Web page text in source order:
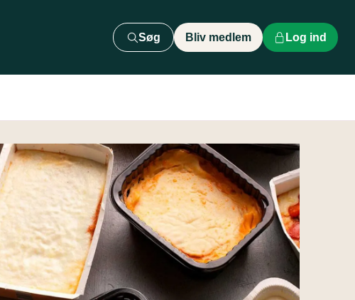
Søg Bliv medlem Log ind